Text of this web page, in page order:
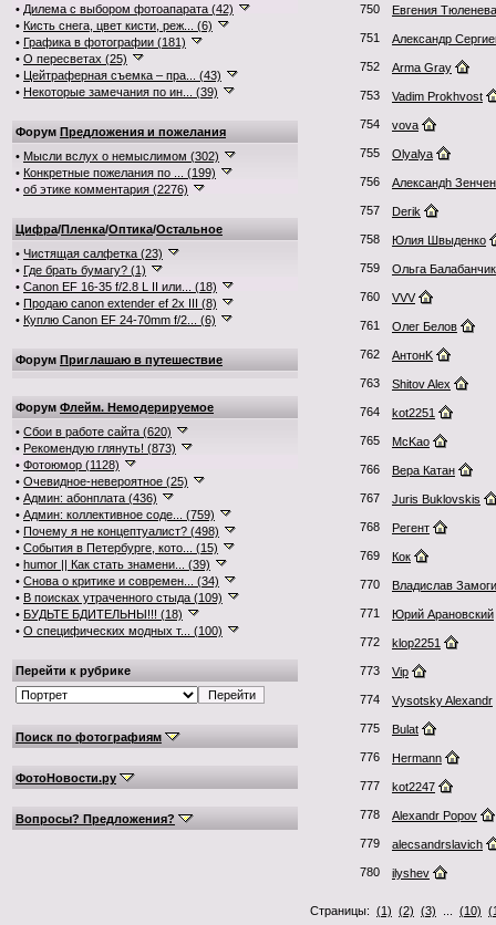
• Дилема с выбором фотоапарата (42)
• Кисть снега, цвет кисти, реж... (6)
• Графика в фотографии (181)
• О пересветах (25)
• Цейтраферная съемка – пра... (43)
• Некоторые замечания по ин... (39)
Форум Предложения и пожелания
• Мысли вслух о немыслимом (302)
• Конкретные пожелания по ... (199)
• об этике комментария (2276)
Цифра/Пленка/Оптика/Остальное
• Чистящая салфетка (23)
• Где брать бумагу? (1)
• Canon EF 16-35 f/2.8 L II или... (18)
• Продаю canon extender ef 2x III (8)
• Куплю Canon EF 24-70mm f/2... (6)
Форум Приглашаю в путешествие
Форум Флейм. Немодерируемое
• Сбои в работе сайта (620)
• Рекомендую глянуть! (873)
• Фотоюмор (1128)
• Очевидное-невероятное (25)
• Админ: абонплата (436)
• Админ: коллективное соде... (759)
• Почему я не концептуалист? (498)
• События в Петербурге, кото... (15)
• humor || Как стать знамени... (39)
• Снова о критике и современ... (34)
• В поисках утраченного стыда (109)
• БУДЬТЕ БДИТЕЛЬНЫ!!! (18)
• О специфических модных т... (100)
Перейти к рубрике
Поиск по фотографиям
ФотоНовости.ру
Вопросы? Предложения?
750 Евгения Тюленева
751 Александр
752 Arma Gray
753 Vadim Prokhvost
754 vova
755 Olyalya
756 Александh
757 Derik
758 Юлия Швыденко
759 Ольга Балабанчик
760 VVV
761 Олег Белов
762 АнтонK
763 Shitov Alex
764 kot2251
765 McKao
766 Вера Катан
767 Juris Buklovskis
768 Регент
769 Кок
770 Владислав
771 Юрий Арановский
772 klop2251
773 Vip
774 Vysotsky Alexandr
775 Bulat
776 Hermann
777 kot2247
778 Alexandr Popov
779 alecsandrslavich
780 ilyshev
Страницы: (1) (2) (3) (10)